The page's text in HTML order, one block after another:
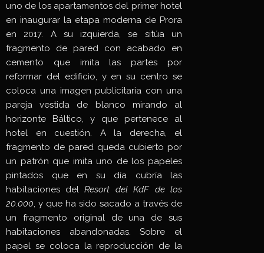
uno de los apartamentos del primer hotel
en inaugurar la etapa moderna de Prora
en 2017. A su izquierda, se sitúa un
fragmento de pared con acabado en
cemento que imita las partes por
reformar del edificio, y en su centro se
coloca una imagen publicitaria con una
pareja vestida de blanco mirando al
horizonte Báltico, y que pertenece al
hotel en cuestión. A la derecha, el
fragmento de pared queda cubierto por
un patrón que imita uno de los papeles
pintados que en su día cubría las
habitaciones del Resort del KdF de los
20.000, y que ha sido sacado a través de
un fragmento original de una de sus
habitaciones abandonadas. Sobre el
papel se coloca la reproducción de la